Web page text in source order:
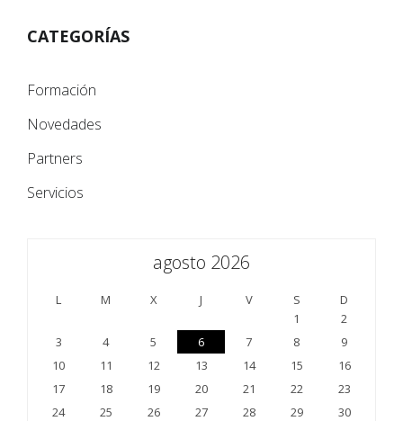
CATEGORÍAS
Formación
Novedades
Partners
Servicios
agosto 2026
L M X J V S
D
1
2
3
4 5 6 7 8
9
10
11 12 13 14 15
16
17
18 19 20 21 22
23
24
25 26 27 28 29
30